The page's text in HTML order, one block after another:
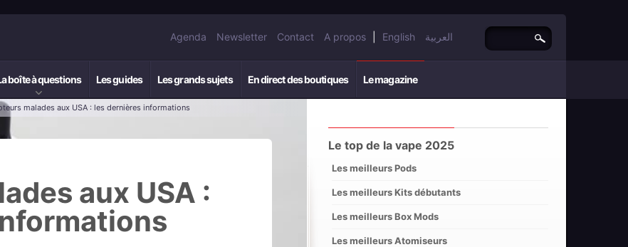
Agenda Newsletter Contact A propos English العربية
boîte à questions Les guides Les grands sujets En direct des boutiques Le magazine
malades aux USA : les dernières informations
aux USA :
Le top de la vape 2025
Les meilleurs Pods
Les meilleurs Kits débutants
Les meilleurs Box Mods
Les meilleurs Atomiseurs